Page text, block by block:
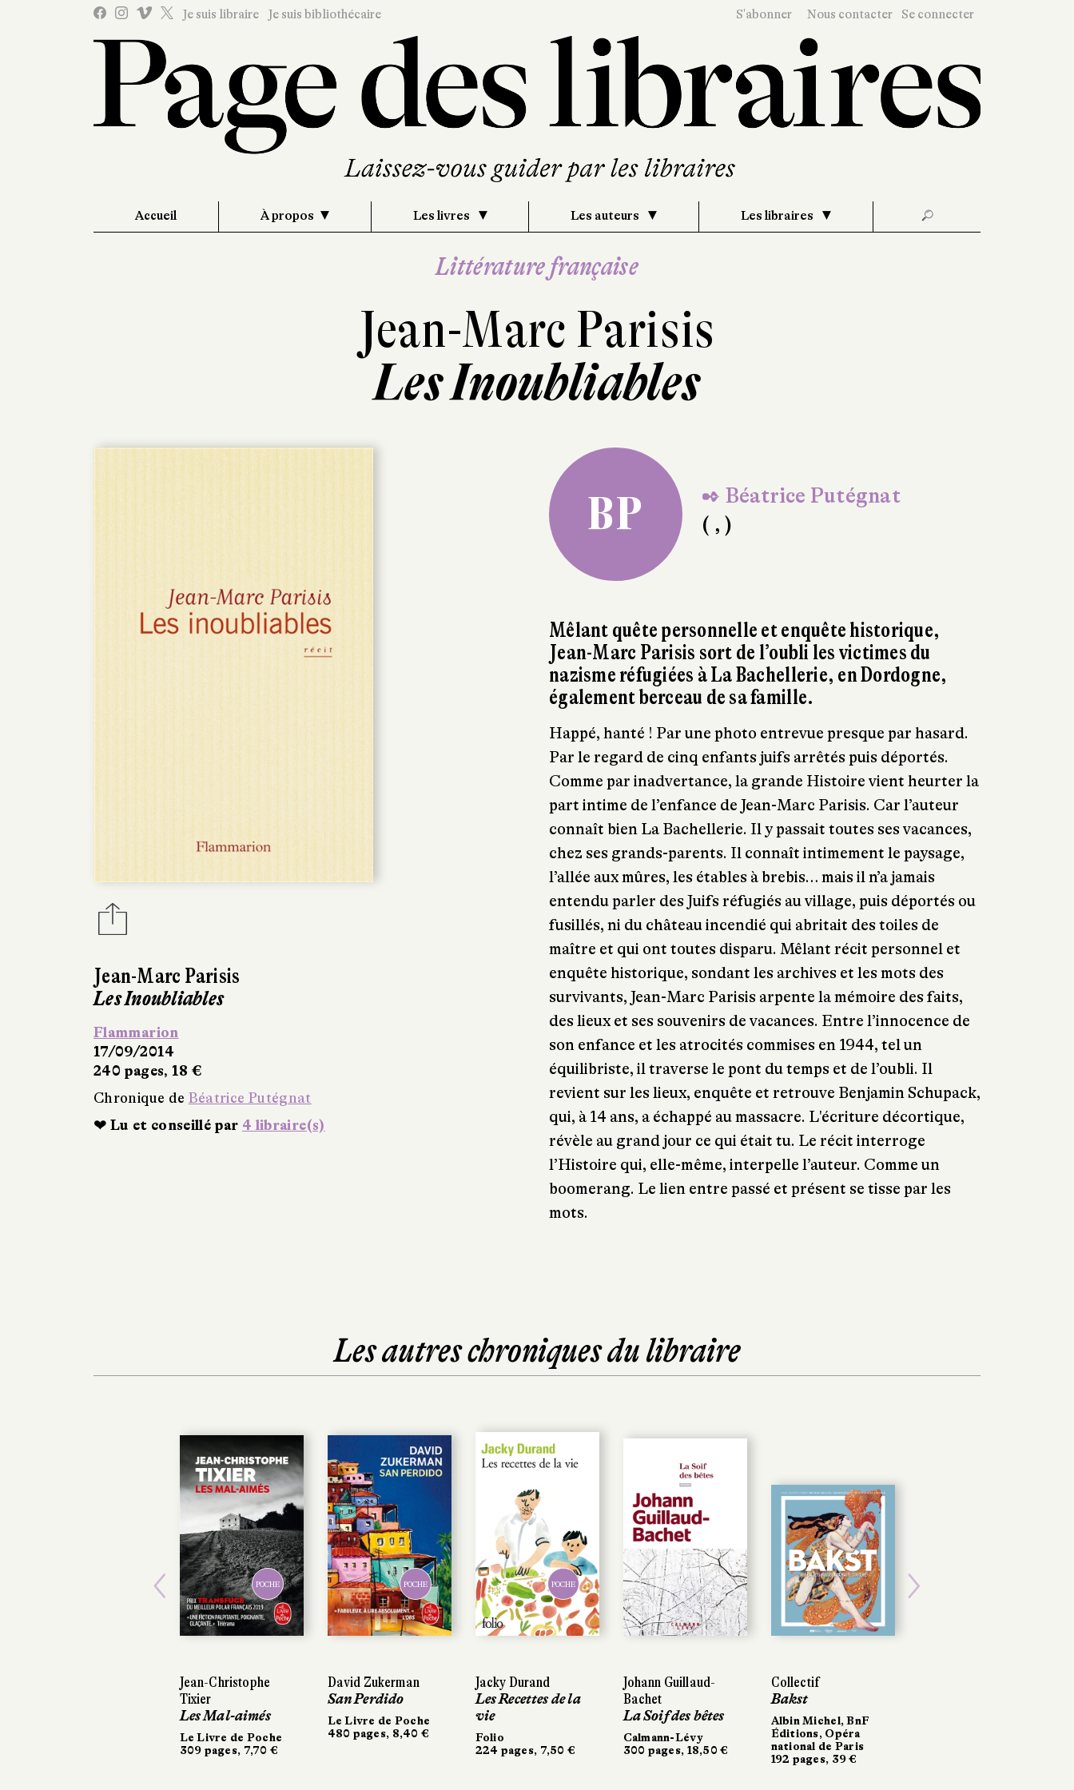
Je suis libraire Je suis bibliothécaire S'abonner Nous contacter Se connecter
Accueil À propos Les livres Les auteurs Les libraires 🔎
Littérature française
Jean-Marc Parisis
Les Inoubliables
Jean-Marc Parisis
Les Inoubliables
Flammarion
17/09/2014
240 pages, 18 €
Chronique de Béatrice Putégnat
❤ Lu et conseillé par 4 libraire(s)
BP
✒ Béatrice Putégnat
( , )
Mêlant quête personnelle et enquête historique,
Jean-Marc Parisis sort de l’oubli les victimes du
nazisme réfugiées à La Bachellerie, en Dordogne,
également berceau de sa famille.
Happé, hanté ! Par une photo entrevue presque par hasard.
Par le regard de cinq enfants juifs arrêtés puis déportés.
Comme par inadvertance, la grande Histoire vient heurter la
part intime de l’enfance de Jean-Marc Parisis. Car l’auteur
connaît bien La Bachellerie. Il y passait toutes ses vacances,
chez ses grands-parents. Il connaît intimement le paysage,
l’allée aux mûres, les étables à brebis… mais il n’a jamais
entendu parler des Juifs réfugiés au village, puis déportés ou
fusillés, ni du château incendié qui abritait des toiles de
maître et qui ont toutes disparu. Mêlant récit personnel et
enquête historique, sondant les archives et les mots des
survivants, Jean-Marc Parisis arpente la mémoire des faits,
des lieux et ses souvenirs de vacances. Entre l’innocence de
son enfance et les atrocités commises en 1944, tel un
équilibriste, il traverse le pont du temps et de l’oubli. Il
revient sur les lieux, enquête et retrouve Benjamin Schupack,
qui, à 14 ans, a échappé au massacre. L'écriture décortique,
révèle au grand jour ce qui était tu. Le récit interroge
l’Histoire qui, elle-même, interpelle l’auteur. Comme un
boomerang. Le lien entre passé et présent se tisse par les
mots.
Les autres chroniques du libraire
POCHE
Jean-Christophe
Tixier
Les Mal-aimés
Le Livre de Poche
309 pages, 7,70 €
POCHE
David Zukerman
San Perdido
Le Livre de Poche
480 pages, 8,40 €
POCHE
Jacky Durand
Les Recettes de la
vie
Folio
224 pages, 7,50 €
Johann Guillaud-
Bachet
La Soif des bêtes
Calmann-Lévy
300 pages, 18,50 €
Collectif
Bakst
Albin Michel, BnF
Éditions, Opéra
national de Paris
192 pages, 39 €
POCHE
David Zukerman
San Perdido
Le Livre de Poche
480 pages, 8,40 €
POCHE
Jacky Durand
Les Recettes de la
vie
Folio
224 pages, 7,50 €
Johann Guillaud-
Bachet
La Soif des bêtes
Calmann-Lévy
300 pages, 18,50 €
Collectif
Bakst
Albin Michel, BnF
Éditions, Opéra
national de Paris
192 pages, 39 €
Previous